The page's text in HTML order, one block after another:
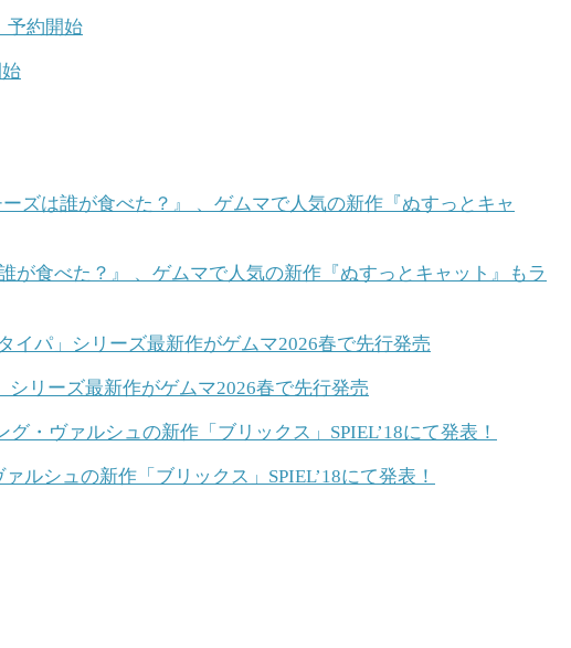
が食べた？』 、ゲムマで人気の新作『ぬすっとキャット』もラ
リーズ最新作がゲムマ2026春で先行発売
シュの新作「ブリックス」SPIEL’18にて発表！